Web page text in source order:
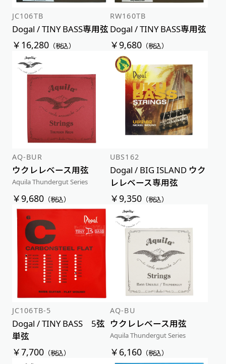
JC106TB
Dogal / TINY BASS専用弦
￥16,280（税込）
RW160TB
Dogal / TINY BASS専用弦
￥9,680 （税込）
AQ-BUR
ウクレレベース用弦
Aquila Thundergut Series
￥9,680（税込）
UBS162
Dogal / BIG ISLAND ウク
レレベース専用弦
￥9,350 （税込）
JC106TB-5
Dogal / TINY BASS 5弦
単弦
￥7,700（税込）
AQ-BU
ウクレレベース用弦
Aquila Thundergut Series
￥6,160 （税込）